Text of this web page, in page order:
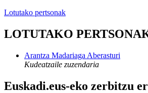
Lotutako pertsonak
LOTUTAKO
Arantza Madariaga Aberasturi
Kudeatzaile zuzendaria
Euskadi.eus-eko zerbitzu